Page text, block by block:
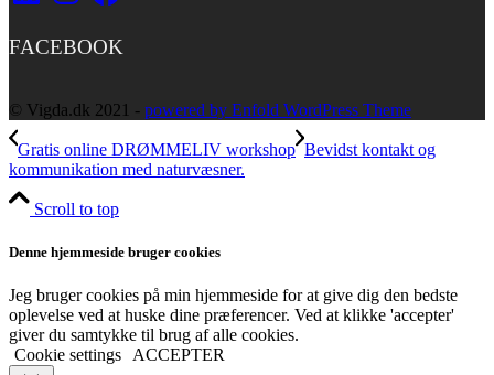
FACEBOOK
© Vigda.dk 2021 - powered by Enfold WordPress Theme
Gratis online DRØMMELIV workshop Bevidst kontakt og
kommunikation med naturvæsner.
Scroll to top
Denne hjemmeside bruger cookies
Jeg bruger cookies på min hjemmeside for at give dig den bedste
oplevelse ved at huske dine præferencer. Ved at klikke 'accepter'
giver du samtykke til brug af alle cookies.
Cookie settings
ACCEPTER